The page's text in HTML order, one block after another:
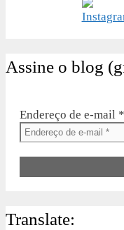
Assine o blog
Endereço de e-mail *
Translate: